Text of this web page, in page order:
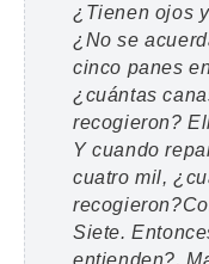
¿Tienen ojos
¿No se
cinco panes
¿cuántas
recogieron?
Y cuando
cuatro mil,
recogieron?
Siete.
entienden?,